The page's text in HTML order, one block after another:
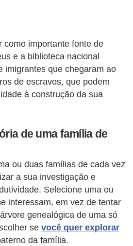
como importante fonte de
e a biblioteca nacional
imigrantes que chegaram ao
de escravos, que podem
à construção da sua
de uma família de
ou duas famílias de cada vez
a sua investigação e
Selecione uma ou
interessam, em vez de tentar
genealógica de uma só
se você quer explorar
da família.